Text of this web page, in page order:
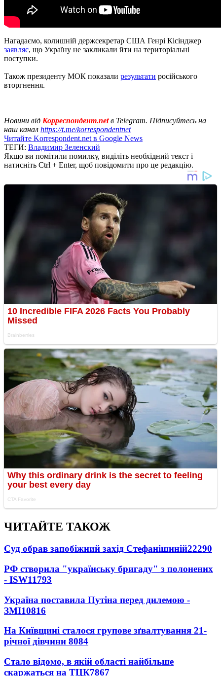
Нагадаємо, колишній держсекретар США Генрі Кісінджер
заявляє, що Україну не закликали йти на територіальні
поступки.
Також президенту МОК показали результати російського
вторгнення.
Новини від Корреспондент.netв Telegram. Підписуйтесь на
наш канал https://t.me/korrespondentnet
Читайте Korrespondent.net в Google News
ТЕГИ: Владимир Зеленский
Якщо ви помітили помилку, виділіть необхідний текст і
натисніть Ctrl + Enter, щоб повідомити про це редакцію.
ЧИТАЙТЕ ТАКОЖ
Суд обрав запобіжний захід Стефанішиній22290
РФ створила "українську бригаду" з полонених
- ISW11793
Україна поставила Путіна перед дилемою -
ЗМІ10816
На Київщині сталося групове зґвалтування 21-
річної дівчини 8084
Стало відомо, в якій області найбільше
скаржаться на ТЦК7867